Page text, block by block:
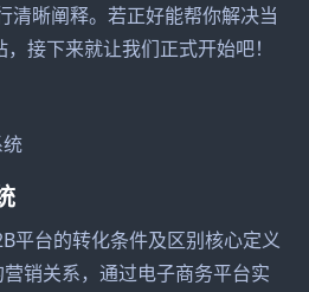
清晰阐释。若正好能帮你解决当
接下来就让我们正式开始吧！
平台的转化条件及区别核心定义
销关系，通过电子商务平台实